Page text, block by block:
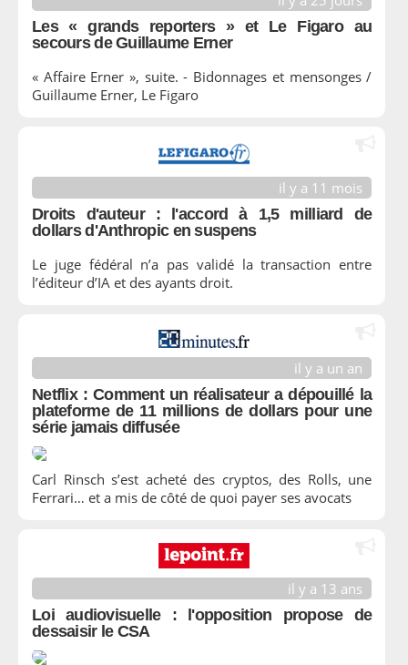
Les « grands reporters » et Le Figaro au
secours de Guillaume Erner
« Affaire Erner », suite. - Bidonnages et mensonges /
Guillaume Erner, Le Figaro
il y a 11 mois
Droits d'auteur : l'accord à 1,5 milliard de
dollars d'Anthropic en suspens
Le juge fédéral n’a pas validé la transaction entre
l’éditeur d’IA et des ayants droit.
il y a un an
Netflix : Comment un réalisateur a dépouillé la
plateforme de 11 millions de dollars pour une
série jamais diffusée
Carl Rinsch s’est acheté des cryptos, des Rolls, une
Ferrari… et a mis de côté de quoi payer ses avocats
il y a 13 ans
Loi audiovisuelle : l'opposition propose de
dessaisir le CSA